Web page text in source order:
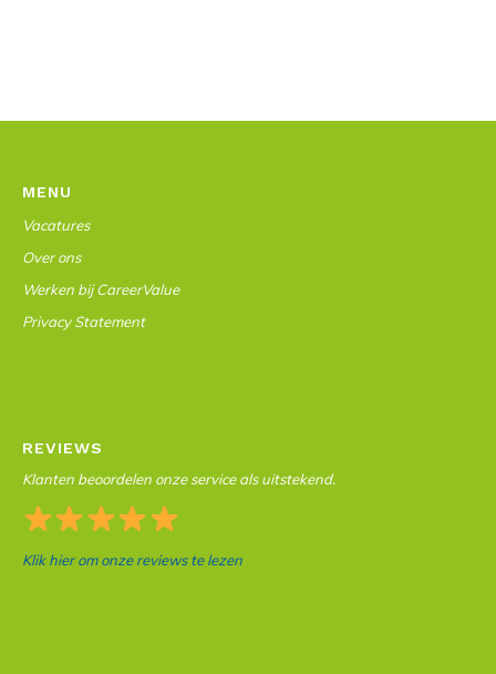
MENU
Vacatures
Over ons
Werken bij CareerValue
Privacy Statement
REVIEWS
Klanten beoordelen onze service als uitstekend.
Klik hier om onze reviews te lezen